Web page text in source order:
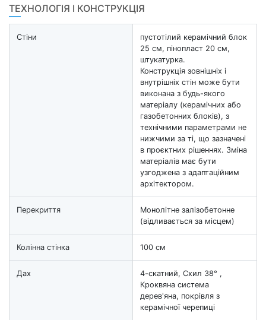
ТЕХНОЛОГІЯ І КОНСТРУКЦІЯ
Стіни
пустотілий керамічний блок
25 см, пінопласт 20 см,
штукатурка.
Конструкція зовнішніх і
внутрішніх стін може бути
виконана з будь-якого
матеріалу (керамічних або
газобетонних блоків), з
технічними параметрами не
нижчими за ті, що зазначені
в проєктних рішеннях. Зміна
матеріалів має бути
узгоджена з адаптаційним
архітектором.
Перекриття
Монолітне залізобетонне
(відливається за місцем)
Колінна стінка 100 см
Дах
4-скатний, Схил 38° ,
Кроквяна система
дерев'яна, покрівля з
керамічної черепиці